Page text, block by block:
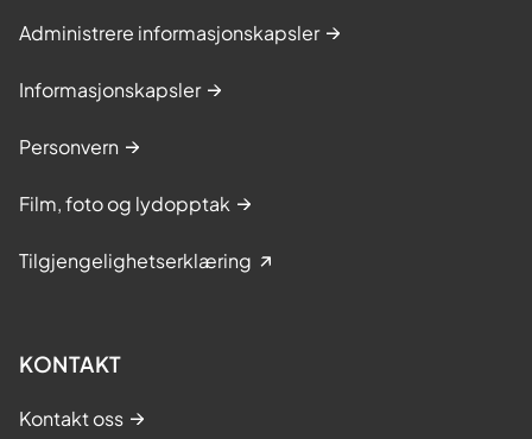
Administrere informasjonskapsler
Informasjonskapsler
Personvern
Film, foto og lydopptak
Tilgjengelighetserklæring
KONTAKT
Kontakt oss